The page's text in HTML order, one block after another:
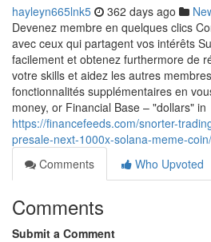
hayleyn665lnk5 362 days ago
Devenez membre en quelques clics
avec ceux qui partagent vos intérêts
facilement et obtenez furthermore de
votre skills et aidez les autres
fonctionnalités supplémentaires en
money, or Financial Base – "dollars" in
https://financefeeds.com/snorter-
presale-next-1000x-solana-meme-coin/
Comments
Who Upvoted
Comments
Submit a Comment